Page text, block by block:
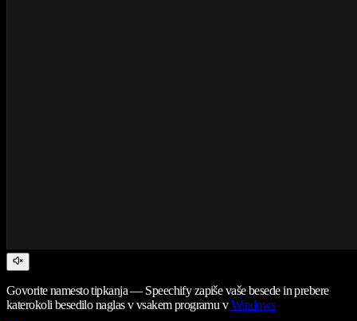
Govorite namesto tipkanja — Speechify zapiše vaše besede in prebere
katerokoli besedilo naglas v vsakem programu vWindows